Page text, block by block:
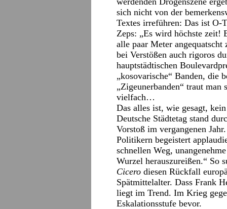
sich nicht von der
Textes irreführen: Das ist
Zeps: „Es wird höchste zeit!
alle paar Meter angequatscht
bei Verstößen auch rigoros
hauptstädtischen
„kosovarische“ Banden, die
„Zigeunerbanden“ traut
vielfach…
Das alles ist, wie gesagt,
Deutsche Städtetag stand
Vorstoß im vergangenen
Politikern begeistert
schnellen Weg,
Wurzel herauszureißen.“ So
Cicero diesen Rückfall
Spätmittelalter. Dass Frank
liegt im Trend. Im Krieg
Eskalationsstufe bevor.